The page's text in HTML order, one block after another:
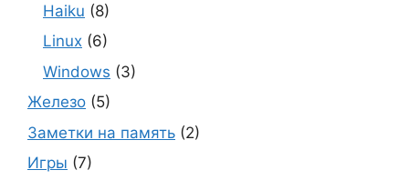
Haiku (8)
Linux (6)
Windows (3)
Железо (5)
Заметки на память (2)
Игры (7)